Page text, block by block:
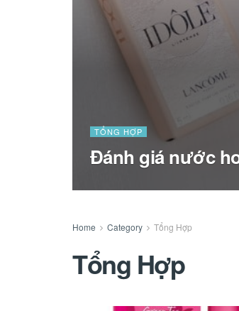
TỔNG HỢP
Đánh giá nước
Home Category Tổng Hợp
Tổng Hợp